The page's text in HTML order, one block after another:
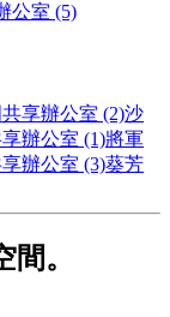
公室 (5)
享辦公室 (2)沙
辦公室 (1)將軍
辦公室 (3)葵芳
。